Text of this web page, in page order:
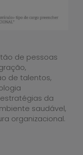
de pessoas
de talentos,
da
saudável,
organizacional.